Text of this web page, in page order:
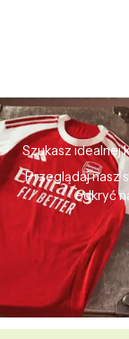
Szukasz idealnej
Przeglądaj nasz
odkryć